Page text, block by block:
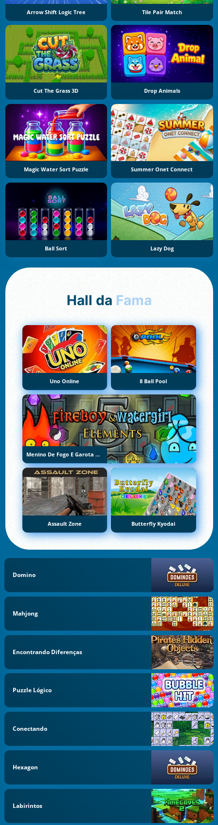
Arrow Shift Logic Tree Tile Pair Match
Cut The Grass 3D Drop Animals
Magic Water Sort Puzzle Summer Onet Connect
Ball Sort Lazy Dog
Hall da Fama
Uno Online 8 Ball Pool
Menino De Fogo E Garota De Água 5: Elementos
Assault Zone Butterfly Kyodai
Domino
Mahjong
Encontrando Diferenças
Puzzle Lógico
Conectando
Hexagon
Labirintos